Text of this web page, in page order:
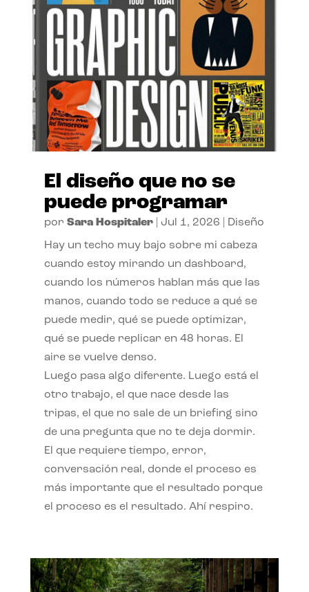
El diseño que no se
puede programar
por Sara Hospitaler| Jul 1, 2026 Diseño
Hay un techo muy bajo sobre mi cabeza
cuando estoy mirando un dashboard,
cuando los números hablan más que las
manos, cuando todo se reduce a qué se
puede medir, qué se puede optimizar,
qué se puede replicar en 48 horas. El
aire se vuelve denso.
Luego pasa algo diferente. Luego está el
otro trabajo, el que nace desde las
tripas, el que no sale de un briefing sino
de una pregunta que no te deja dormir.
El que requiere tiempo, error,
conversación real, donde el proceso es
más importante que el resultado porque
el proceso es el resultado. Ahí respiro.